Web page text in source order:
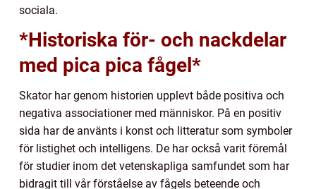
sociala.
*Historiska för- och nackdelar
med pica pica fågel*
Skator har genom historien upplevt både positiva och
negativa associationer med människor. På en positiv
sida har de använts i konst och litteratur som symboler
för listighet och intelligens. De har också varit föremål
för studier inom det vetenskapliga samfundet som har
bidragit till vår förståelse av fågels beteende och